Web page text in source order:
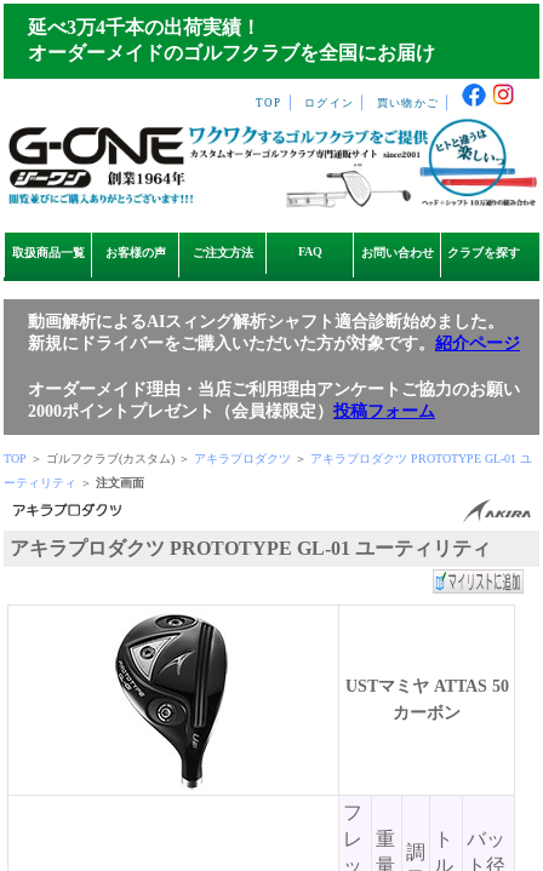
延べ3万4千本の出荷実績！
オーダーメイドのゴルフクラブを全国にお届け
TOP ログイン 買い物かご
取扱商品一覧 お客様の声 ご注文方法 FAQ お問い合わせ クラブを探す
動画解析によるAIスィング解析シャフト適合診断始めました。
新規にドライバーをご購入いただいた方が対象です。 紹介ページ
オーダーメイド理由・当店ご利用理由アンケートご協力のお願い
2000ポイントプレゼント（会員様限定） 投稿フォーム
TOP ＞ ゴルフクラブ(カスタム) ＞ アキラプロダクツ ＞ アキラプロダクツ PROTOTYPE GL-01 ユ
ーティリティ
＞ 注文画面
アキラプロダクツ PROTOTYPE GL-01 ユーティリティ
USTマミヤ ATTAS 50
カーボン
フ
レ
ッ
重
量
調
ト
ル
バッ
ト径